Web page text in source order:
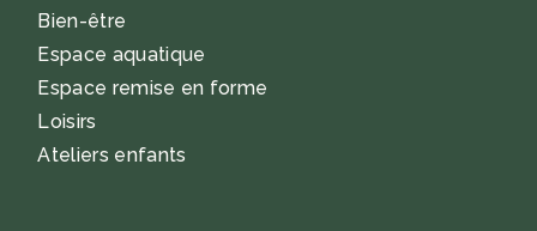
Bien-être
Espace aquatique
Espace remise en forme
Loisirs
Ateliers enfants